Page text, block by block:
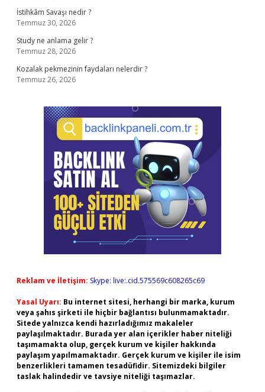
İstihkâm Savaşı nedir ?
Temmuz 30, 2026
Study ne anlama gelir ?
Temmuz 28, 2026
Kozalak pekmezinin faydaları nelerdir ?
Temmuz 26, 2026
Reklam ve İletişim: Skype: live:.cid.575569c608265c69
Yasal Uyarı: Bu internet sitesi, herhangi bir marka, kurum
veya şahıs şirketi ile hiçbir bağlantısı bulunmamaktadır.
Sitede yalnızca kendi hazırladığımız makaleler
paylaşılmaktadır. Burada yer alan içerikler haber niteliği
taşımamakta olup, gerçek kurum ve kişiler hakkında
paylaşım yapılmamaktadır. Gerçek kurum ve kişiler ile isim
benzerlikleri tamamen tesadüfidir. Sitemizdeki bilgiler
taslak halindedir ve tavsiye niteliği taşımazlar.